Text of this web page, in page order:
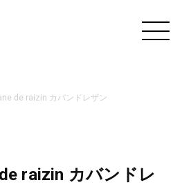
de raizin カバンドレザン
raizin カバンドレ